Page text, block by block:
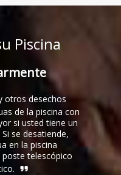
Piscina
con
tiene un
Evitar
dañar
equilibrio
de
que